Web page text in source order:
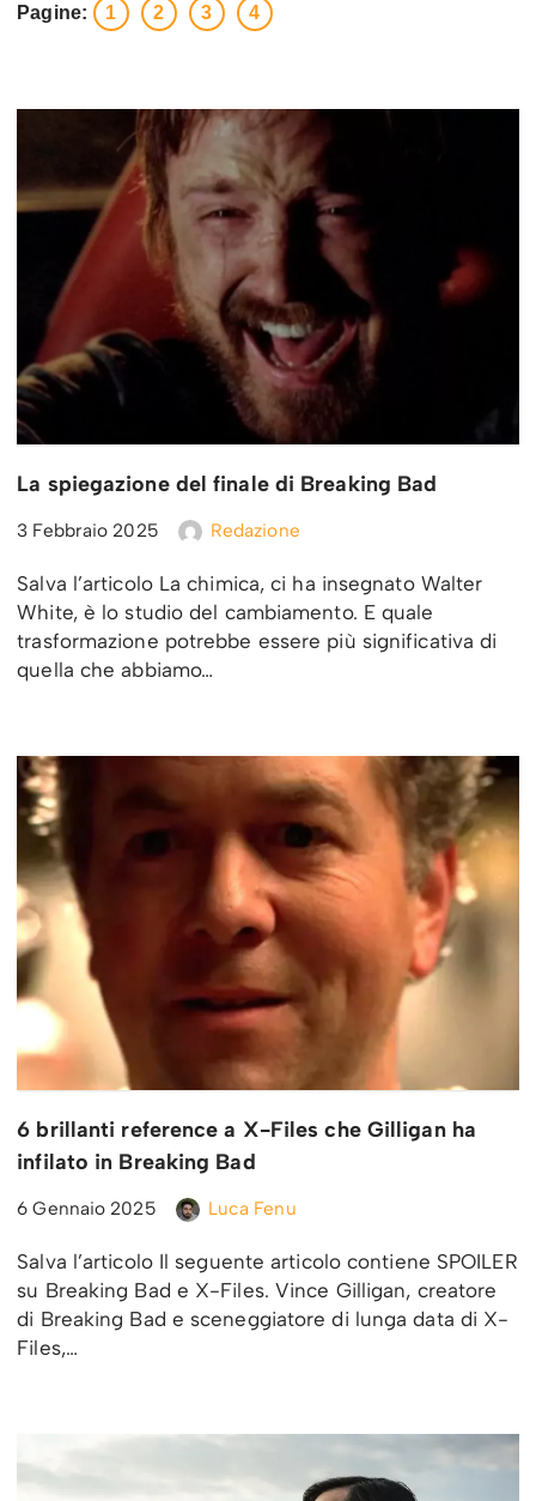
Pagine: 1 2 3 4
La spiegazione del finale di Breaking Bad
3 Febbraio 2025 Redazione
Salva l’articolo La chimica, ci ha insegnato Walter
White, è lo studio del cambiamento. E quale
trasformazione potrebbe essere più significativa di
quella che abbiamo…
6 brillanti reference a X-Files che Gilligan ha
infilato in Breaking Bad
6 Gennaio 2025 Luca Fenu
Salva l’articolo Il seguente articolo contiene SPOILER
su Breaking Bad e X-Files. Vince Gilligan, creatore
di Breaking Bad e sceneggiatore di lunga data di X-
Files,…